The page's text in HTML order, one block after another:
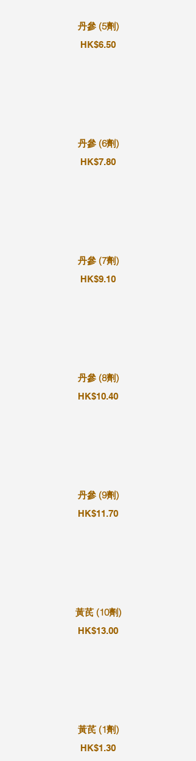
丹參 (5劑)
HK$6.50
丹參 (6劑)
HK$7.80
丹參 (7劑)
HK$9.10
丹參 (8劑)
HK$10.40
丹參 (9劑)
HK$11.70
黃芪 (10劑)
HK$13.00
黃芪 (1劑)
HK$1.30